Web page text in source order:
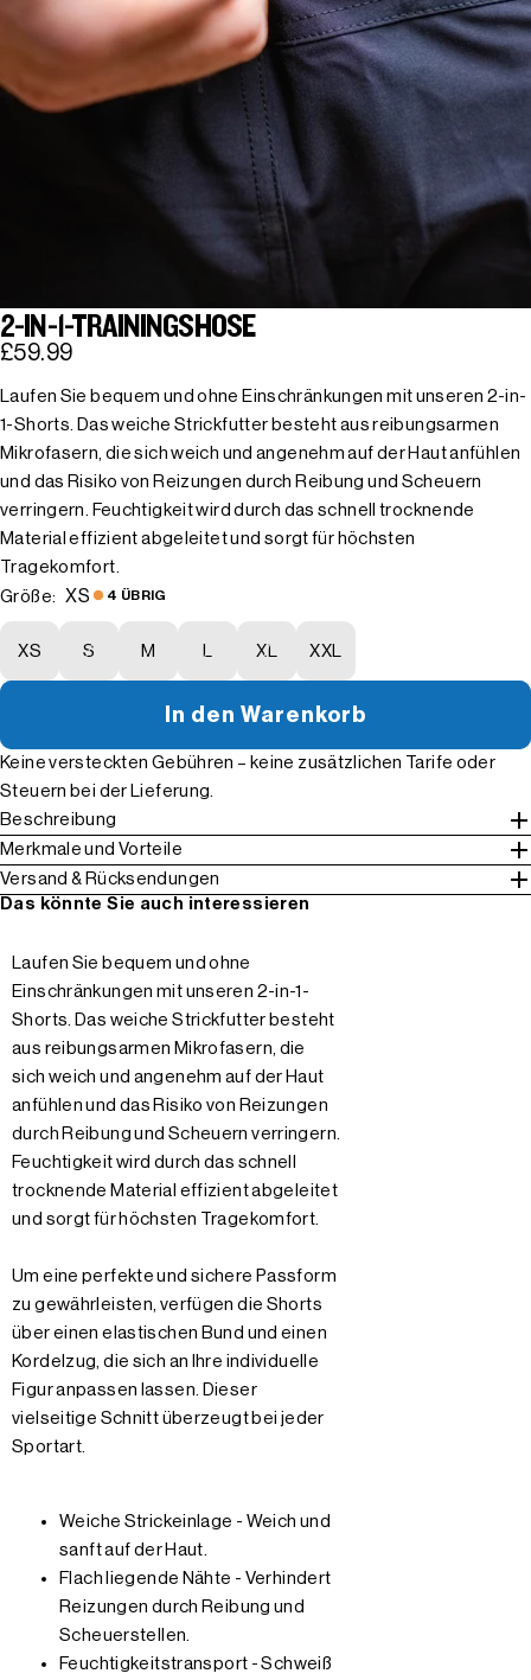
2-IN-1-TRAININGSHOSE
£59.99
Laufen Sie bequem und ohne Einschränkungen mit unseren 2-in-
1-Shorts. Das weiche Strickfutter besteht aus reibungsarmen
Mikrofasern, die sich weich und angenehm auf der Haut anfühlen
und das Risiko von Reizungen durch Reibung und Scheuern
verringern. Feuchtigkeit wird durch das schnell trocknende
Material effizient abgeleitet und sorgt für höchsten
Tragekomfort.
Größe:
XS 4 ÜBRIG
XS S M L XL XXL
In den Warenkorb
Keine versteckten Gebühren – keine zusätzlichen Tarife oder
Steuern bei der Lieferung.
Beschreibung
Merkmale und Vorteile
Versand & Rücksendungen
Das könnte Sie auch interessieren
Laufen Sie bequem und ohne
Einschränkungen mit unseren 2-in-1-
Shorts. Das weiche Strickfutter besteht
aus reibungsarmen Mikrofasern, die
sich weich und angenehm auf der Haut
anfühlen und das Risiko von Reizungen
durch Reibung und Scheuern verringern.
Feuchtigkeit wird durch das schnell
trocknende Material effizient abgeleitet
und sorgt für höchsten Tragekomfort.
Um eine perfekte und sichere Passform
zu gewährleisten, verfügen die Shorts
über einen elastischen Bund und einen
Kordelzug, die sich an Ihre individuelle
Figur anpassen lassen. Dieser
vielseitige Schnitt überzeugt bei jeder
Sportart.
Weiche Strickeinlage - Weich und
sanft auf der Haut.
Flach liegende Nähte - Verhindert
Reizungen durch Reibung und
Scheuerstellen.
Feuchtigkeitstransport - Schweiß